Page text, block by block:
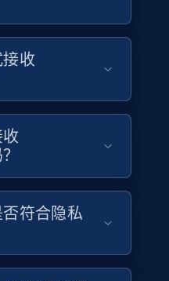
立即购买
Hashtags, Num
Views, and
立即购买
收
符合隐私